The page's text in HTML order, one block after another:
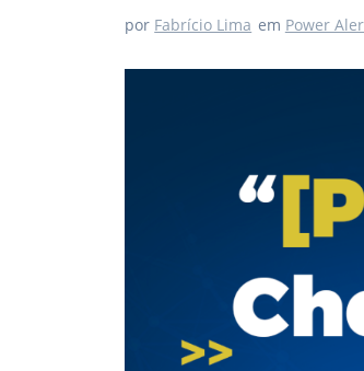
por Fabrício Lima em Power